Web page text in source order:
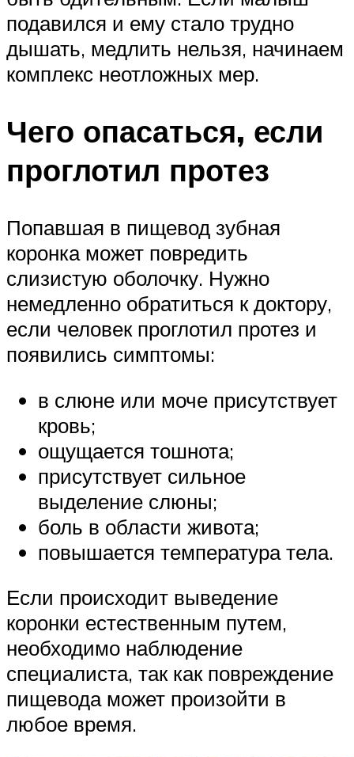
подавился и ему стало трудно
дышать, медлить нельзя, начинаем
комплекс неотложных мер.
Чего опасаться, если
проглотил протез
Попавшая в пищевод зубная
коронка может повредить
слизистую оболочку. Нужно
немедленно обратиться к доктору,
если человек проглотил протез и
появились симптомы:
в слюне или моче присутствует
кровь;
ощущается тошнота;
присутствует сильное
выделение слюны;
боль в области живота;
повышается температура тела.
Если происходит выведение
коронки естественным путем,
необходимо наблюдение
специалиста, так как повреждение
пищевода может произойти в
любое время.